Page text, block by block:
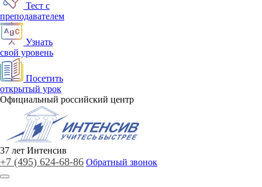
Тест с
преподавателем
Узнать
свой уровень
Посетить
открытый урок
Официальный российский центр
37 лет Интенсив
+7 (495) 624-68-86 Обратный звонок